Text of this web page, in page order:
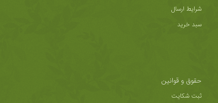
شرایط ارسال
سبد خرید
حقوق و قوانین
ثبت شکایت